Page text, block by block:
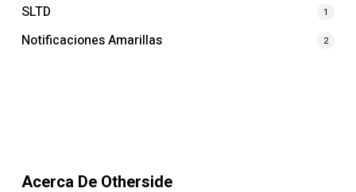
SLTD 1
Notificaciones Amarillas 2
Acerca De Otherside